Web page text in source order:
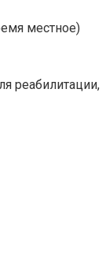
местное)
реабилитации,